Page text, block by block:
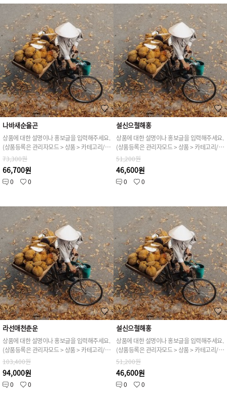
나바새순율곤
상품에 대한 설명이나 홍보글을 입력해주세요.
(상품등록은 관리자모드 > 상품 > 카테고리/상품관리 > 상품등록 가능)
73,300원
66,700원
0 0
설신으철해홍
상품에 대한 설명이나 홍보글을 입력해주세요.
(상품등록은 관리자모드 > 상품 > 카테고리/상품관리 > 상품등록 가능)
51,200원
46,600원
0 0
라선애천춘운
상품에 대한 설명이나 홍보글을 입력해주세요.
(상품등록은 관리자모드 > 상품 > 카테고리/상품관리 > 상품등록 가능)
103,400원
94,000원
0 0
설신으철해홍
상품에 대한 설명이나 홍보글을 입력해주세요.
(상품등록은 관리자모드 > 상품 > 카테고리/상품관리 > 상품등록 가능)
51,200원
46,600원
0 0